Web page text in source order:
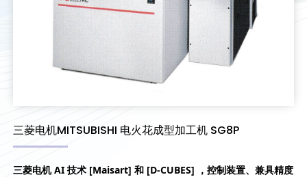
三菱电机MITSUBISHI 电火花成型加工机 SG8P
三菱电机 AI 技术 [Maisart] 和 [D-CUBES] ，控制装置、兼具精度